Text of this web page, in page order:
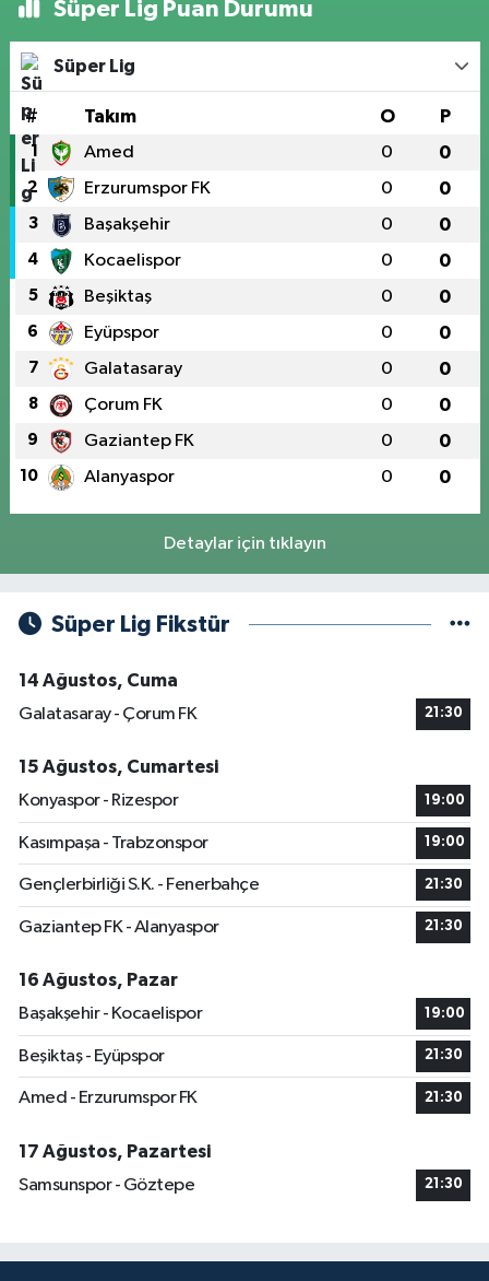
Süper Lig Puan Durumu
Süper Lig
# Takım O P
1 Amed 0 0
2 Erzurumspor FK 0 0
3 Başakşehir 0 0
4 Kocaelispor 0 0
5 Beşiktaş 0 0
6 Eyüpspor 0 0
7 Galatasaray 0 0
8 Çorum FK 0 0
9 Gaziantep FK 0 0
10 Alanyaspor 0 0
Detaylar için tıklayın
Süper Lig Fikstür
14 Ağustos, Cuma
Galatasaray - Çorum FK
21:30
15 Ağustos, Cumartesi
Konyaspor - Rizespor
19:00
Kasımpaşa - Trabzonspor 19:00
Gençlerbirliği S.K. - Fenerbahçe 21:30
Gaziantep FK - Alanyaspor 21:30
16 Ağustos, Pazar
Başakşehir - Kocaelispor
19:00
Beşiktaş - Eyüpspor 21:30
Amed - Erzurumspor FK 21:30
17 Ağustos, Pazartesi
Samsunspor - Göztepe
21:30